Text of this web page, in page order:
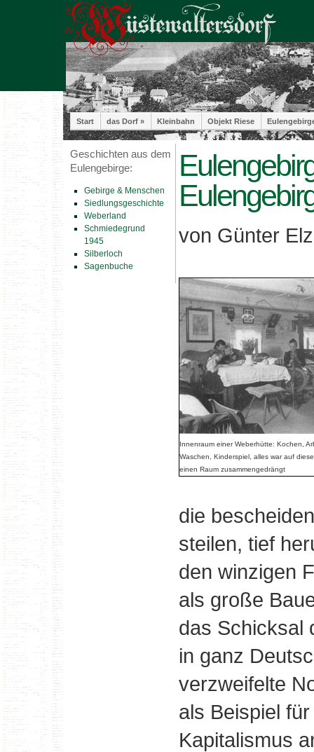
Start das Dorf » Kleinbahn Objekt Riese
Geschichten aus dem
Eulengebirge:
Gebirge & Menschen
Siedlungsgeschichte
Weberland
Schmiedegrund
1945
Silberloch
Sagenbuche
von Günter
Innenraum einer Weberhütte: Kochen,
Waschen, Kinderspiel, alles war auf
einen Raum zusammengedrängt
die
steilen, tief
den winzigen
als große
das Schicksal
in ganz
verzweifelte
als Beispiel
Kapitalismus